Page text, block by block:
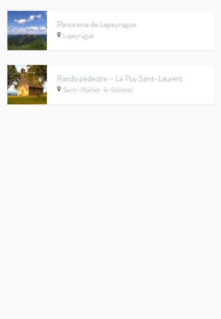
Panorama de Lapeyrugue
Lapeyrugue
Rando pédestre – Le Puy Saint-Laurent
Saint-Mamet-la-Salvetat